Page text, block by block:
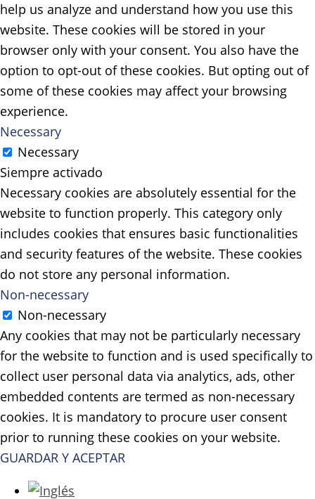
help us analyze and understand how you use this
website. These cookies will be stored in your
browser only with your consent. You also have the
option to opt-out of these cookies. But opting out of
some of these cookies may affect your browsing
experience.
Necessary
Necessary
Siempre activado
Necessary cookies are absolutely essential for the
website to function properly. This category only
includes cookies that ensures basic functionalities
and security features of the website. These cookies
do not store any personal information.
Non-necessary
Non-necessary
Any cookies that may not be particularly necessary
for the website to function and is used specifically to
collect user personal data via analytics, ads, other
embedded contents are termed as non-necessary
cookies. It is mandatory to procure user consent
prior to running these cookies on your website.
GUARDAR Y ACEPTAR